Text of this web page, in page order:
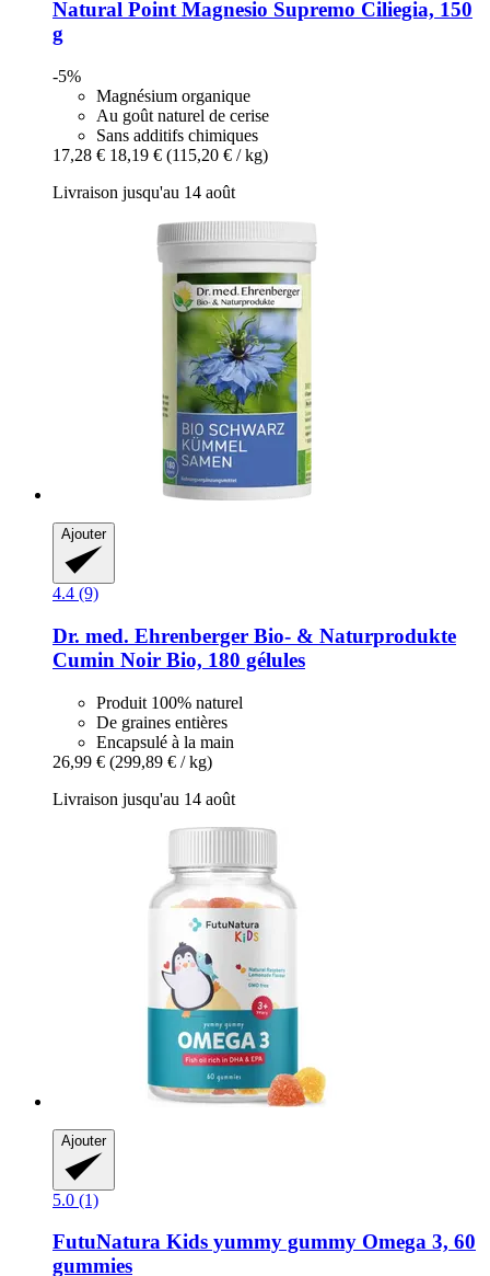
Natural PointMagnesio Supremo Ciliegia, 150
g
-5%
Magnésium organique
Au goût naturel de cerise
Sans additifs chimiques
17,28 € 18,19 € (115,20 € / kg)
Livraison jusqu'au 14 août
Ajouter
4.4 (9)
Dr. med. Ehrenberger Bio- & Naturprodukte
Cumin Noir Bio, 180 gélules
Produit 100% naturel
De graines entières
Encapsulé à la main
26,99 € (299,89 € / kg)
Livraison jusqu'au 14 août
Ajouter
5.0 (1)
FutuNatura Kids yummy gummy Omega 3, 60
gummies